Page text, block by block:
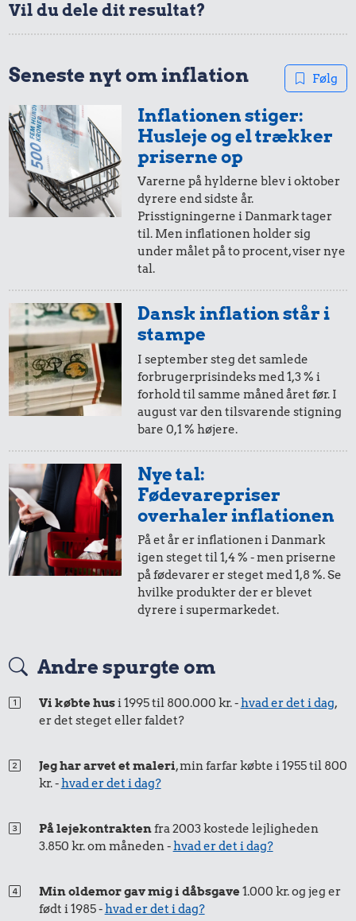
1,35 kr.
1/2 kg kaffe
72 kr.
Biografbillet
6 æg 9,37 kr.
Dæk
7,17 kr.
Togbillet,
København
0,34 kr.
Sodavand
5,38 kr.
10 kg gas
Taxatur,
Hovedbanegården-
Vil du dele dit resultat?
Seneste nyt om inflation Følg
Inflationen stiger:
Husleje og el trækker
priserne op
Varerne på hylderne blev i oktober
dyrere end sidste år.
Prisstigningerne i Danmark tager
til. Men inflationen holder sig
under målet på to procent, viser nye
tal.
Dansk inflation står i
stampe
I september steg det samlede
forbrugerprisindeks med 1,3 % i
forhold til samme måned året før. I
august var den tilsvarende stigning
bare 0,1 % højere.
Nye tal:
Fødevarepriser
overhaler inflationen
På et år er inflationen i Danmark
igen steget til 1,4 % - men priserne
på fødevarer er steget med 1,8 %. Se
hvilke produkter der er blevet
dyrere i supermarkedet.
Andre spurgte om
Vi købte husi 1995 til 800.000 kr. -hvad er det i dag,
er det steget eller faldet?
Jeg har arvet et maleri, min farfar købte i 1955 til 800
kr. -hvad er det i dag?
På lejekontraktenfra 2003 kostede lejligheden
3.850 kr. om måneden -hvad er det i dag?
Min oldemor gav mig i dåbsgave1.000 kr. og jeg er
født i 1985 -hvad er det i dag?